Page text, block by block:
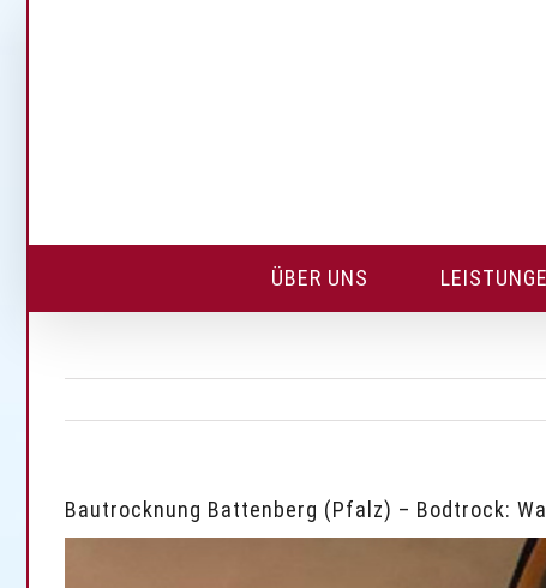
ÜBER UNS
Bautrocknung Battenberg (Pfalz) – Bodtrock: